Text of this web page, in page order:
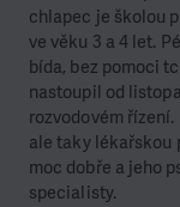
chlapec je školou
ve věku 3 a 4 let.
bída, bez pomoci
nastoupil od
rozvodovém
ale taky lékařskou
moc dobře a jeho
specialisty.